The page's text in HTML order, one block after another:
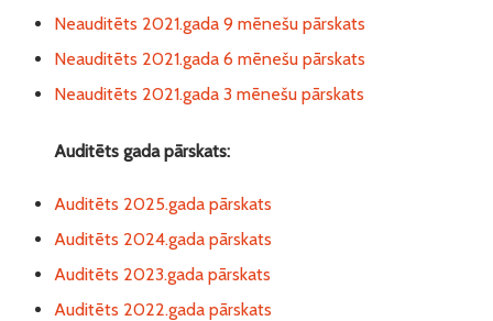
Neauditēts 2021.gada 9 mēnešu pārskats
Neauditēts 2021.gada 6 mēnešu pārskats
Neauditēts 2021.gada 3 mēnešu pārskats
Auditēts gada pārskats:
Auditēts 2025.gada pārskats
Auditēts 2024.gada pārskats
Auditēts 2023.gada pārskats
Auditēts 2022.gada pārskats